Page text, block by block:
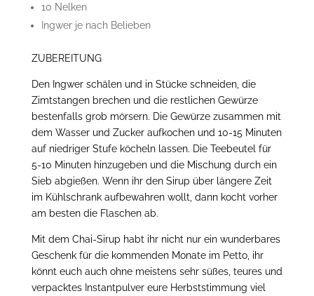
10 Nelken
Ingwer je nach Belieben
ZUBEREITUNG
Den Ingwer schälen und in Stücke schneiden, die
Zimtstangen brechen und die restlichen Gewürze
bestenfalls grob mörsern. Die Gewürze zusammen mit
dem Wasser und Zucker aufkochen und 10-15 Minuten
auf niedriger Stufe köcheln lassen. Die Teebeutel für
5-10 Minuten hinzugeben und die Mischung durch ein
Sieb abgießen. Wenn ihr den Sirup über längere Zeit
im Kühlschrank aufbewahren wollt, dann kocht vorher
am besten die Flaschen ab.
Mit dem Chai-Sirup habt ihr nicht nur ein wunderbares
Geschenk für die kommenden Monate im Petto, ihr
könnt euch auch ohne meistens sehr süßes, teures und
verpacktes Instantpulver eure Herbststimmung viel